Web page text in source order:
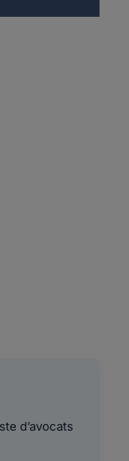
d’avocats